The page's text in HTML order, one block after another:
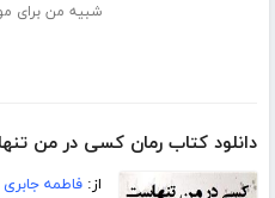
شبیه من برای
دانلود کتاب رمان کسی در من
از:فاطمه جابری